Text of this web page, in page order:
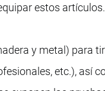
estos artículos.
y metal) para
etc.), así